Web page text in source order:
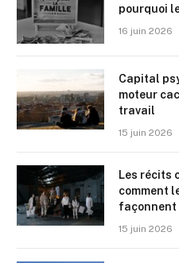
pourquoi
16 juin 2026
Capital
moteur
travail
15 juin 2026
Les récits
comment
façonnent
15 juin 2026